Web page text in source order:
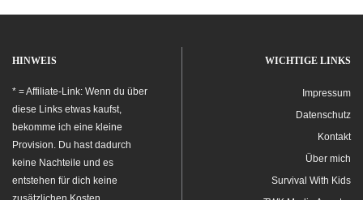
HINWEIS
* = Affiliate-Link: Wenn du über
diese Links etwas kaufst,
bekomme ich eine kleine
Provision. Du hast dadurch
keine Nachteile und es
entstehen für dich keine
WICHTIGE LINKS
Impressum
Datenschutz
Kontakt
Über mich
Survival With Kids